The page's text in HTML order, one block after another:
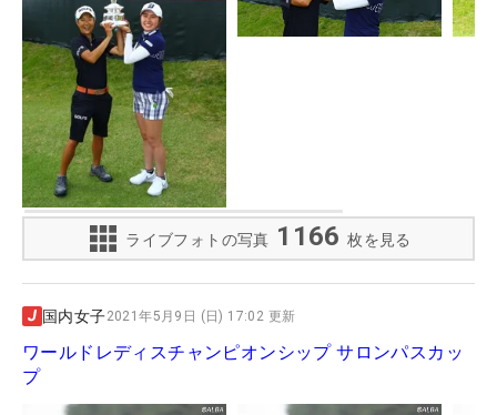
ライブフォトの写真 1166 枚を見る
国内女子2021年5月9日 (日) 17:02 更新
ワールドレディスチャンピオンシップ サロンパスカッ
プ